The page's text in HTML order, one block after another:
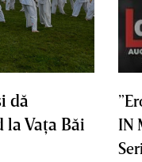
dă
Vaţa Băi
IN